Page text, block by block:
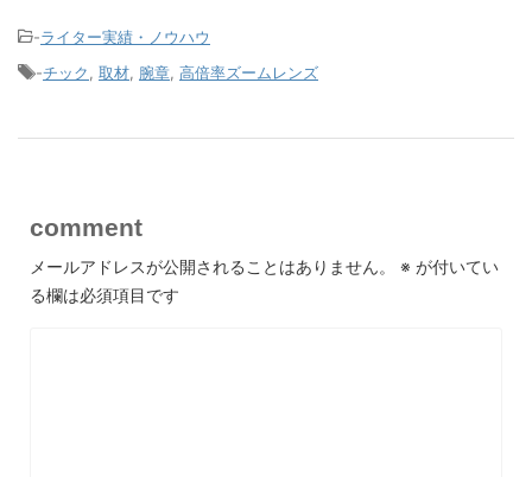
-ライター実績・ノウハウ
-チック 取材 腕章 高倍率ズームレンズ
comment
メールアドレスが公開されることはありません。 ※ が付いてい
る欄は必須項目です